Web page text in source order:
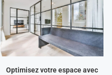
Optimisez votre espace avec